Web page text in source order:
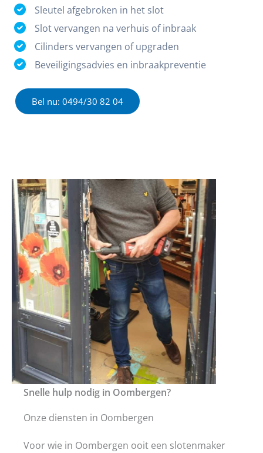
Sleutel afgebroken in het slot
Slot vervangen na verhuis of inbraak
Cilinders vervangen of upgraden
Beveiligingsadvies en inbraakpreventie
Bel nu: 0494/30 82 04
Snelle hulp nodig in Oombergen?
Onze diensten in Oombergen
Voor wie in Oombergen ooit een slotenmaker